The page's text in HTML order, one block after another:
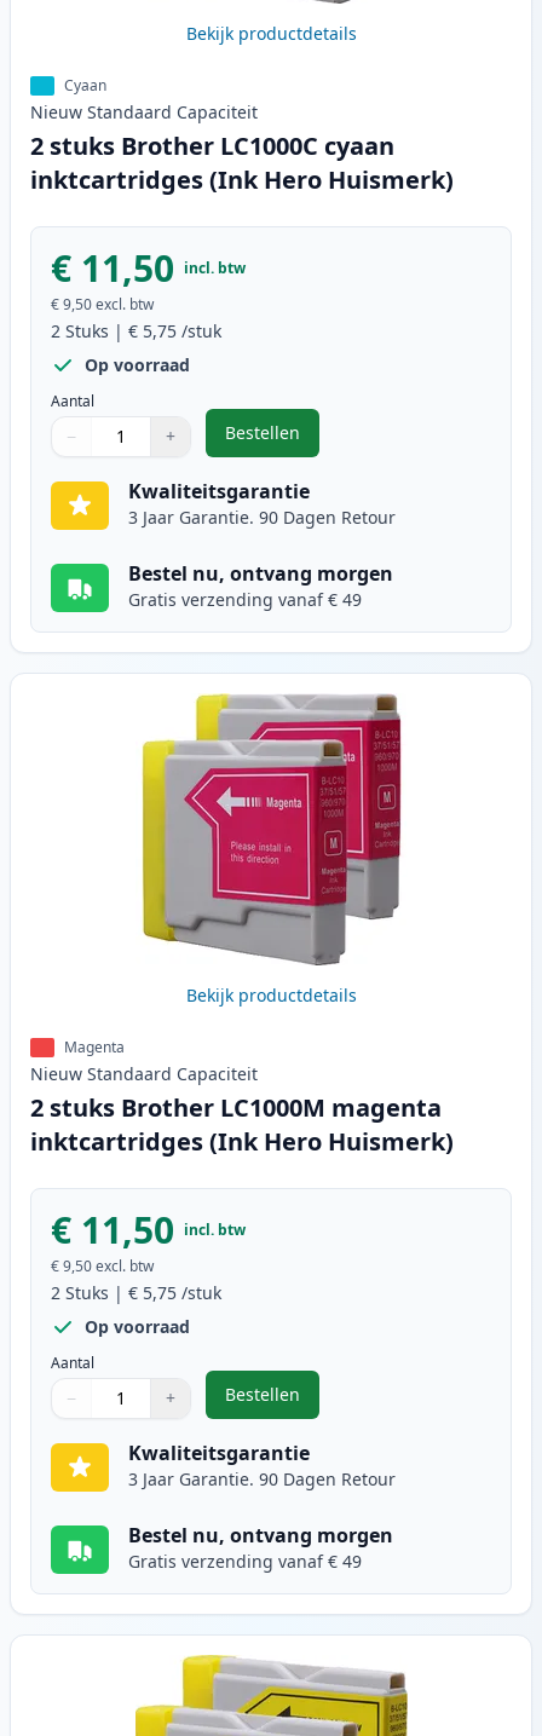
Bekijk productdetails
Cyaan
Nieuw Standaard Capaciteit
2 stuks Brother LC1000C cyaan
inktcartridges (Ink Hero Huismerk)
€ 11,50 incl. btw
€ 9,50excl. btw
2 Stuks | € 5,75 /stuk
Op voorraad
Aantal
Gebruik de knoppen om aan te passen
− +
1
Bestellen
,2 stuks Brother LC1000C cyaan
Kwaliteitsgarantie
3 Jaar Garantie. 90 Dagen Retour
Bestel nu, ontvang morgen
Gratis verzending vanaf € 49
Bekijk productdetails
Magenta
Nieuw Standaard Capaciteit
2 stuks Brother LC1000M magenta
inktcartridges (Ink Hero Huismerk)
€ 11,50 incl. btw
€ 9,50excl. btw
2 Stuks | € 5,75 /stuk
Op voorraad
Aantal
Gebruik de knoppen om aan te passen
− +
1
Bestellen
,2 stuks Brother LC1000M
Kwaliteitsgarantie
3 Jaar Garantie. 90 Dagen Retour
Bestel nu, ontvang morgen
Gratis verzending vanaf € 49